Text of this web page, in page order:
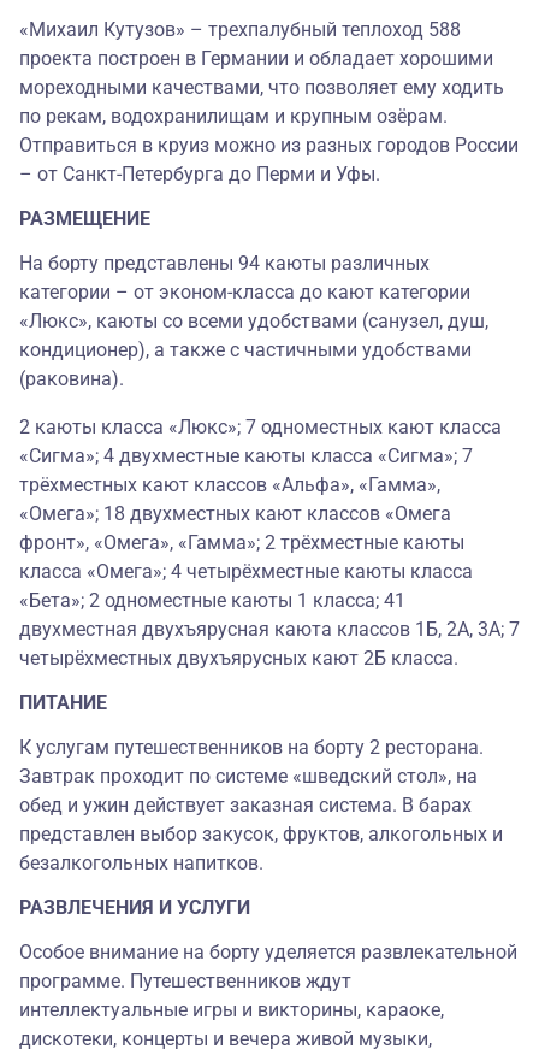
«Михаил Кутузов» – трехпалубный теплоход 588
проекта построен в Германии и обладает хорошими
мореходными качествами, что позволяет ему ходить
по рекам, водохранилищам и крупным озёрам.
Отправиться в круиз можно из разных городов России
– от Санкт-Петербурга до Перми и Уфы.
РАЗМЕЩЕНИЕ
На борту представлены 94 каюты различных
категории – от эконом-класса до кают категории
«Люкс», каюты со всеми удобствами (санузел, душ,
кондиционер), а также с частичными удобствами
(раковина).
2 каюты класса «Люкс»; 7 одноместных кают класса
«Сигма»; 4 двухместные каюты класса «Сигма»; 7
трёхместных кают классов «Альфа», «Гамма»,
«Омега»; 18 двухместных кают классов «Омега
фронт», «Омега», «Гамма»; 2 трёхместные каюты
класса «Омега»; 4 четырёхместные каюты класса
«Бета»; 2 одноместные каюты 1 класса; 41
двухместная двухъярусная каюта классов 1Б, 2А, 3А; 7
четырёхместных двухъярусных кают 2Б класса.
ПИТАНИЕ
К услугам путешественников на борту 2 ресторана.
Завтрак проходит по системе «шведский стол», на
обед и ужин действует заказная система. В барах
представлен выбор закусок, фруктов, алкогольных и
безалкогольных напитков.
РАЗВЛЕЧЕНИЯ И УСЛУГИ
Особое внимание на борту уделяется развлекательной
программе. Путешественников ждут
интеллектуальные игры и викторины, караоке,
дискотеки, концерты и вечера живой музыки,